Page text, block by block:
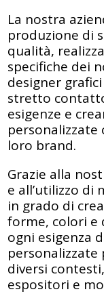
La nostra
produzione di
qualità,
specifiche dei
designer
stretto
esigenze e
loro brand.
Grazie alla
e all’utilizzo di
in grado di
forme, colori e
ogni esigenza
personalizzate
diversi
espositori e